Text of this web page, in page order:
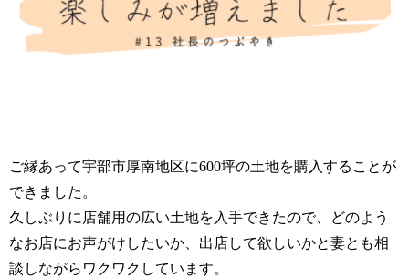
ご縁あって宇部市厚南地区に600坪の土地を購入することが
できました。
久しぶりに店舗用の広い土地を入手できたので、どのよう
なお店にお声がけしたいか、出店して欲しいかと妻とも相
談しながらワクワクしています。